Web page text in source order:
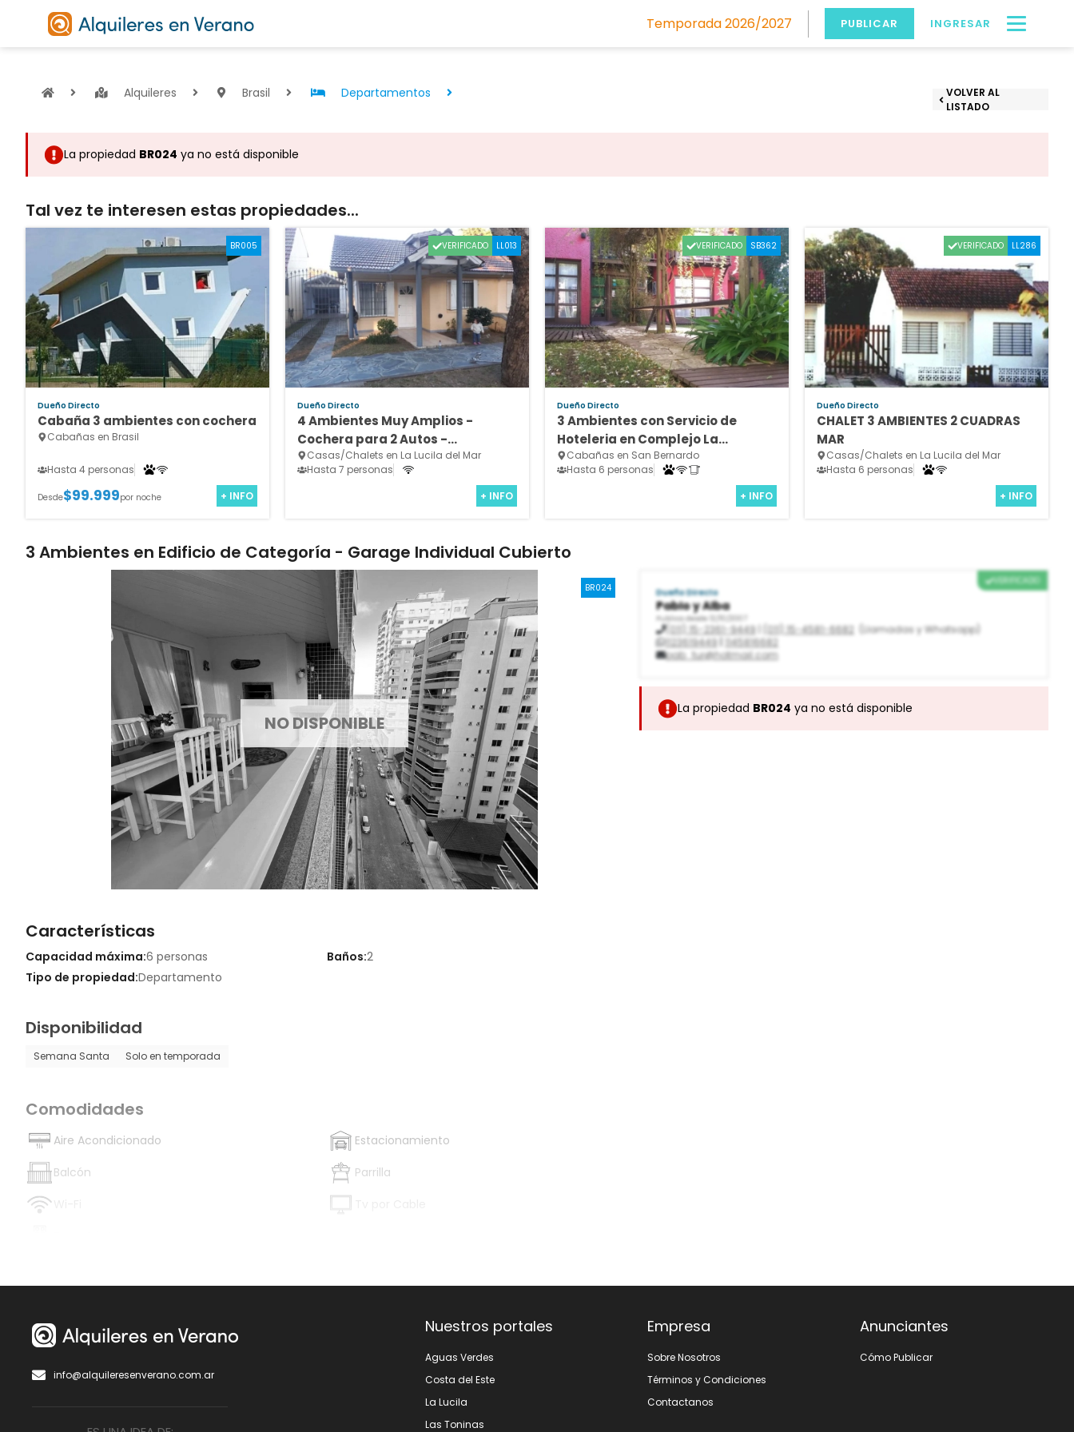
Temporada 2026/2027 PUBLICAR INGRESAR
Alquileres Brasil Departamentos
VOLVER AL
LISTADO
La propiedad BR024 ya no está disponible
Tal vez te interesen estas propiedades...
BR005
Dueño Directo
Cabaña 3 ambientes con cochera
Cabañas en Brasil
Hasta 4 personas
Desde$99.999por noche + INFO
VERIFICADO LL013
Dueño Directo
4 Ambientes Muy Amplios -
Cochera para 2 Autos -
Seguridad Absoluta
Casas/Chalets en La Lucila del Mar
Hasta 7 personas
+ INFO
VERIFICADO SB362
Dueño Directo
3 Ambientes con Servicio de
Hoteleria en Complejo La
Vecindad - Estacionamiento
(Opcional)
Cabañas en San Bernardo
Hasta 6 personas
+ INFO
VERIFICADO LL286
Dueño Directo
CHALET 3 AMBIENTES 2 CUADRAS
MAR
Casas/Chalets en La Lucila del Mar
Hasta 6 personas
+ INFO
3 Ambientes en Edificio de Categoría - Garage Individual Cubierto
NO DISPONIBLE
BR024
Características
Capacidad máxima:6 personas Baños:2
Tipo de propiedad:Departamento
Disponibilidad
Semana Santa Solo en temporada
Comodidades
Aire Acondicionado
Estacionamiento
Balcón
Parrilla
Dueño Directo
Pablo y Alba
Publica desde 12/10/2007
(011) 15-2361-9449 (011) 15-4581-6682
(Llamadas y Whatsapp)
1123619449
1145816682
pab_tur@hotmail.com
VERIFICADO
La propiedad BR024 ya no está disponible
info@alquileresenverano.com.ar
Nuestros portales
Aguas Verdes
Costa del Este
La Lucila
Las Toninas
Empresa
Sobre Nosotros
Términos y Condiciones
Contactanos
Anunciantes
Cómo Publicar